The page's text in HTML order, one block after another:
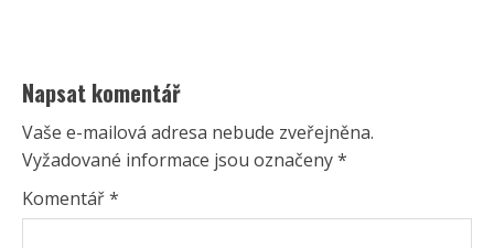
Napsat komentář
Vaše e-mailová adresa nebude zveřejněna.
Vyžadované informace jsou označeny*
Komentář*